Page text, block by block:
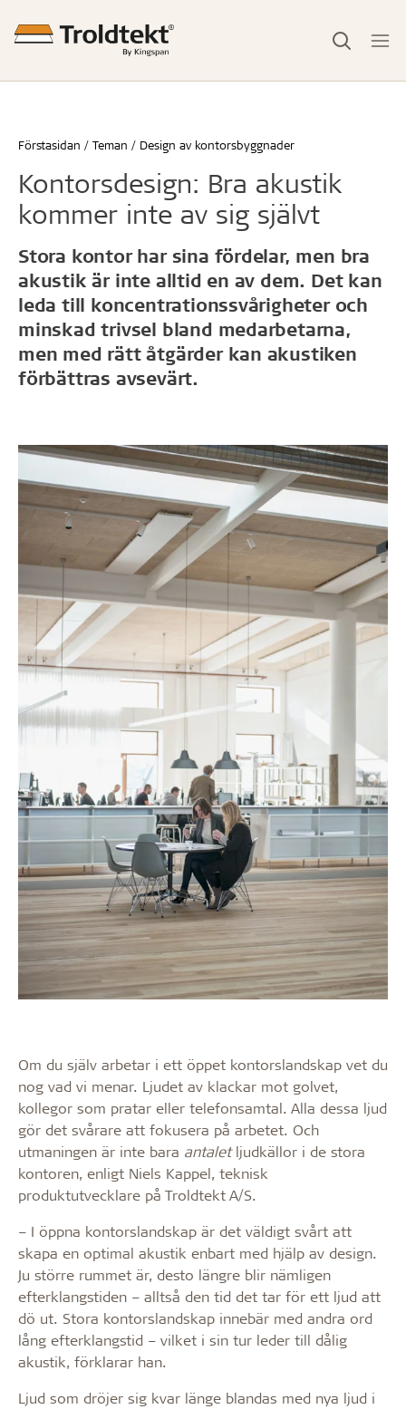
Förstasidan Teman Design av kontorsbyggnader
Kontorsdesign: Bra akustik
kommer inte av sig självt
Stora kontor har sina fördelar, men bra
akustik är inte alltid en av dem. Det kan
leda till koncentrationssvårigheter och
minskad trivsel bland medarbetarna,
men med rätt åtgärder kan akustiken
förbättras avsevärt.
Om du själv arbetar i ett öppet kontorslandskap vet du
nog vad vi menar. Ljudet av klackar mot golvet,
kollegor som pratar eller telefonsamtal. Alla dessa ljud
gör det svårare att fokusera på arbetet. Och
utmaningen är inte bara antaletljudkällor i de stora
kontoren, enligt Niels Kappel, teknisk
produktutvecklare på Troldtekt A/S.
– I öppna kontorslandskap är det väldigt svårt att
skapa en optimal akustik enbart med hjälp av design.
Ju större rummet är, desto längre blir nämligen
efterklangstiden – alltså den tid det tar för ett ljud att
dö ut. Stora kontorslandskap innebär med andra ord
lång efterklangstid – vilket i sin tur leder till dålig
akustik, förklarar han.
Ljud som dröjer sig kvar länge blandas med nya ljud i